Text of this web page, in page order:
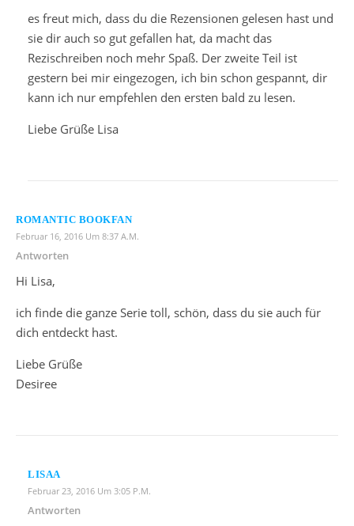
es freut mich, dass du die Rezensionen gelesen hast und
sie dir auch so gut gefallen hat, da macht das
Rezischreiben noch mehr Spaß. Der zweite Teil ist
gestern bei mir eingezogen, ich bin schon gespannt, dir
kann ich nur empfehlen den ersten bald zu lesen.
Liebe Grüße Lisa
ROMANTIC BOOKFAN
Februar 16, 2016 Um 8:37 A.m.
Antworten
Hi Lisa,
ich finde die ganze Serie toll, schön, dass du sie auch für
dich entdeckt hast.
Liebe Grüße
Desiree
LISAA
Februar 23, 2016 Um 3:05 P.m.
Antworten